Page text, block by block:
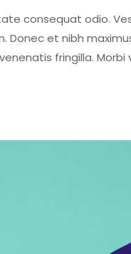
consequat odio.
Donec et nibh
fringilla. Morbi